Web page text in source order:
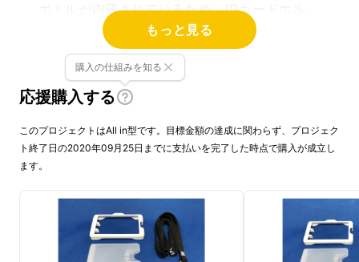
ボトルが内蔵されているため、IDカードホル
ダーを身に着けていればいつでもアルコールス
プレーを使うことができます。この製品を使用
すれば、使いたいときにアルコールスプレーボ
トルを所持していない、といった心配がなくな
レーボトルの代わりに、非接触フックやマスク
を収納することも可能なので、使用者の好みに
できます。
もっと見る
応援購入する
購入の仕組みを知る
このプロジェクトはAll in型です。目標金額の達成に関わらず、プロジェク
ト終了日の2020年09月25日までに支払いを完了した時点で購入が成立し
ます。